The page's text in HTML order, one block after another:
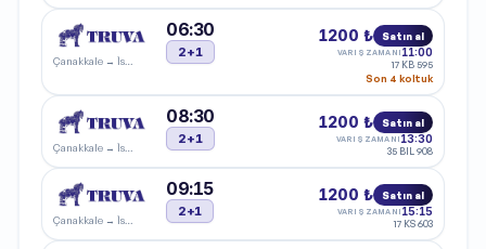
Çanakkale → İstanbul
06:30
2+1
1200 ₺ Satın al
VARIŞ ZAMANI 11:00
17 KB 595
Son 4 koltuk
Çanakkale → İstanbul
08:30
2+1
1200 ₺ Satın al
VARIŞ ZAMANI 13:30
35 BIL 908
Çanakkale → İstanbul
09:15
2+1
1200 ₺ Satın al
VARIŞ ZAMANI 15:15
17 KS 603